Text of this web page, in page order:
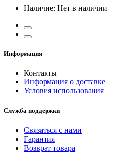
Наличие: Нет в наличии
Информация
Контакты
Информация о доставке
Условия использования
Служба поддержки
Связаться с нами
Гарантия
Возврат товара